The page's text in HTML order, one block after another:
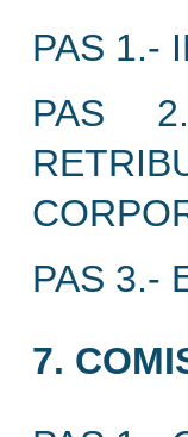
PAS 1.-
PAS
PAS 3.-
7.